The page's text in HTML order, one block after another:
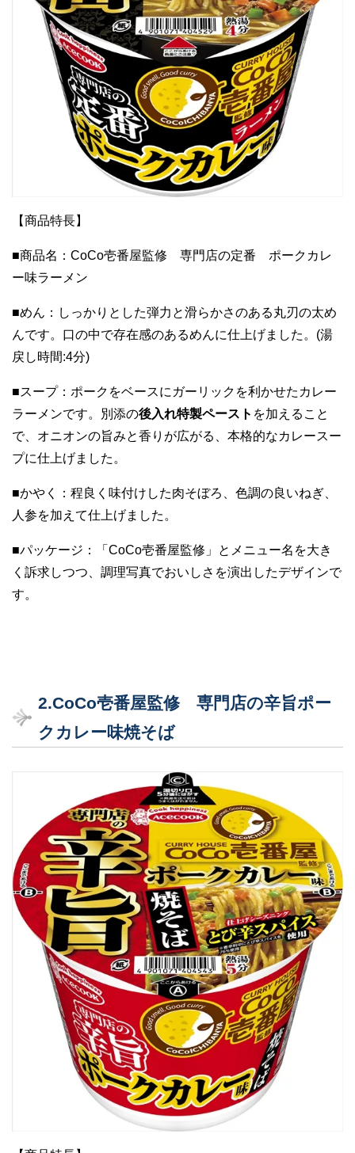
【商品特長】
■商品名：CoCo壱番屋監修 専門店の定番 ポークカレ
ー味ラーメン
■めん：しっかりとした弾力と滑らかさのある丸刃の太め
んです。口の中で存在感のあるめんに仕上げました。(湯
戻し時間:4分)
■スープ：ポークをベースにガーリックを利かせたカレー
ラーメンです。別添の後入れ特製ペースト を加えること
で、オニオンの旨みと香りが広がる、本格的なカレースー
プに仕上げました。
■かやく：程良く味付けした肉そぼろ、色調の良いねぎ、
人参を加えて仕上げました。
■パッケージ：「CoCo壱番屋監修」とメニュー名を大き
く訴求しつつ、調理写真でおいしさを演出したデザインで
す。
2.CoCo壱番屋監修 専門店の辛旨ポー
クカレー味焼そば